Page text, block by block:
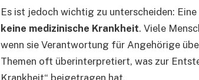
Es ist jedoch wichtig zu unterscheiden: Eine
keine medizinische Krankheit. Viele
wenn sie Verantwortung für Angehörige
Themen oft überinterpretiert, was zur